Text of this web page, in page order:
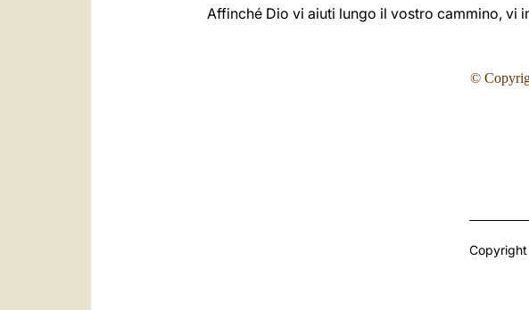
Affinché Dio vi aiuti lungo il vostro cammino, vi
©